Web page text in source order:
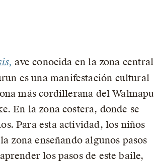
ave conocida en la zona central
es una manifestación cultural
más cordillerana del Walmapu
En la zona costera, donde se
Para esta actividad, los niños
zona enseñando algunos pasos
los pasos de este baile,